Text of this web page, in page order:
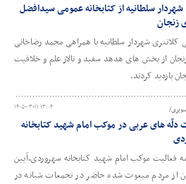
شهردار سلطانیه از کتابخانه عمومی سیدافضل
زنجان
شهردار سلطانیه با همراهی محمد رضاخانی
از بخش های هدهد سفید و تالار علم و خلاقیت
بازدید کردند.
۱۴۰۵-۰۳-۱۱ ۱۳:۰۴
دلّه های عربی در موکب امام شهید کتابخانه
فعالیت موکب امام شهید کتابخانه سهروردی،آیین
از مردم مبعوث شده حاضر در تجمعات شبانه در